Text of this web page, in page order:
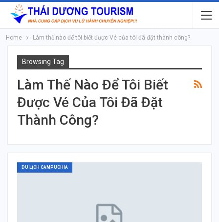
Home Làm thế nào để tôi biết được Vé của tôi đã đặt thành công?
Browsing Tag
Làm Thế Nào Để Tôi Biết
Được Vé Của Tôi Đã Đặt
Thành Công?
DU LỊCH CAMPUCHIA